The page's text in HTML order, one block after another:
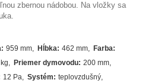
zbernou nádobou. Na vložky sa
: 959 mm Hĺbka: 462 mm Farba:
Priemer dymovodu: 200 mm
12 Pa Systém: teplovzdušný